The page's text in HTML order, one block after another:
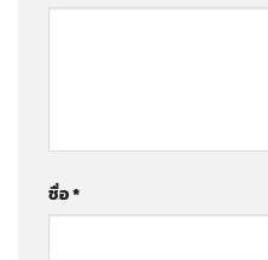
ชื่อ*